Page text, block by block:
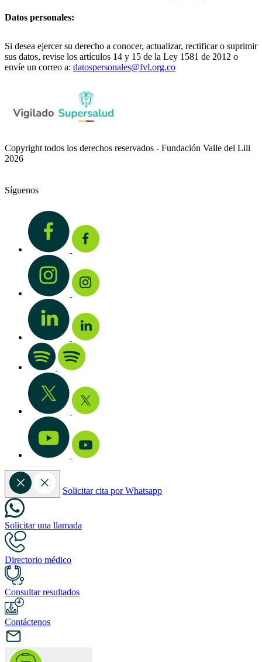
Datos personales:
Si desea ejercer su derecho a conocer, actualizar, rectificar o suprimir
sus datos, revise los artículos 14 y 15 de la Ley 1581 de 2012 o
envíe un correo a: datospersonales@fvl.org.co
Copyright todos los derechos reservados - Fundación Valle del Lili
2026
Síguenos
Solicitar cita por Whatsapp
Solicitar una llamada
Directorio médico
Consultar resultados
Contáctenos